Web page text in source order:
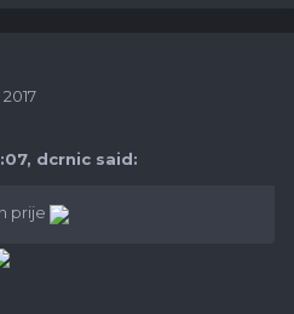
dcrnic said:
prije